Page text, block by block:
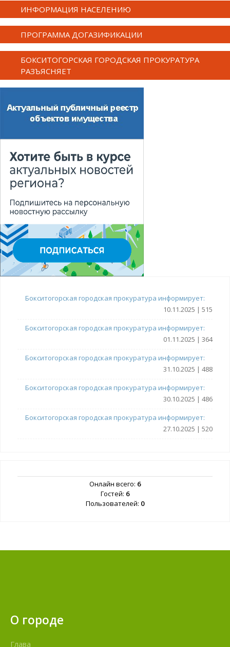
ИНФОРМАЦИЯ НАСЕЛЕНИЮ
ПРОГРАММА ДОГАЗИФИКАЦИИ
БОКСИТОГОРСКАЯ ГОРОДСКАЯ ПРОКУРАТУРА
РАЗЪЯСНЯЕТ
Бокситогорская городская прокуратура информирует:
10.11.2025 | 515
Бокситогорская городская прокуратура информирует:
01.11.2025 | 364
Бокситогорская городская прокуратура информирует:
31.10.2025 | 488
Бокситогорская городская прокуратура информирует:
30.10.2025 | 486
Бокситогорская городская прокуратура информирует:
27.10.2025 | 520
Онлайн всего: 6
Гостей: 6
Пользователей: 0
О городе
Глава